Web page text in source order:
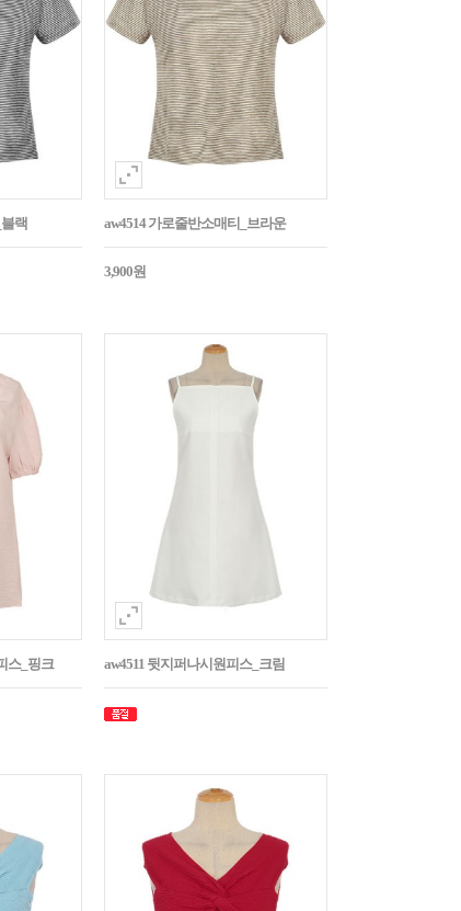
랙 aw4514 가로줄반소매티_브라운
3,900원
스_핑크 aw4511 뒷지퍼나시원피스_크림